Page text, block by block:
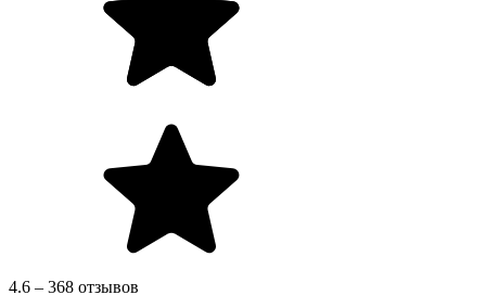
4.6 – 368 отзывов